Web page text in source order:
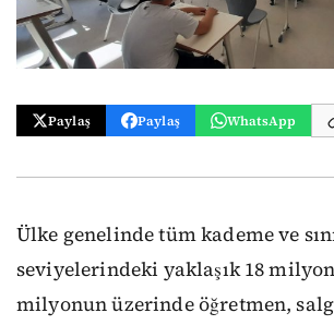
Paylaş Paylaş WhatsApp
Ülke genelinde tüm kademe ve
seviyelerindeki yaklaşık 18
milyonun üzerinde öğretmen,